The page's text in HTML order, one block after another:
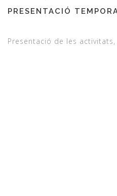
PRESENTACIÓ
Presentació de les